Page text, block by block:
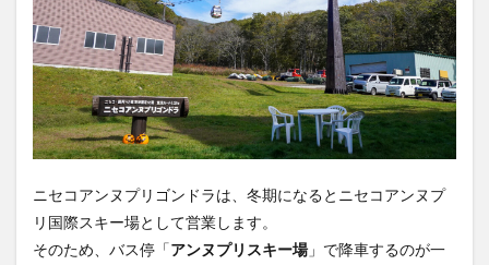
ニセコアンヌプリゴンドラは、冬期になるとニセコアンヌプ
リ国際スキー場として営業します。
そのため、バス停「アンヌプリスキー場」で降車するのが一